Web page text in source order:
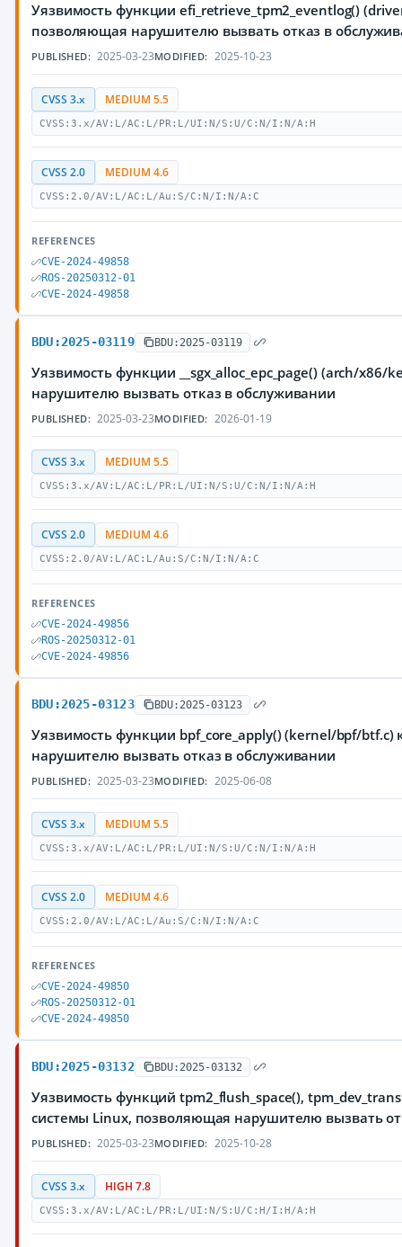
Уязвимость функции efi_retrieve_tpm2_eventlog()
позволяющая нарушителю вызвать отказ в
PUBLISHED: 2025-03-23MODIFIED: 2025-10-23
CVSS 3.x MEDIUM 5.5
CVSS:3.x/AV:L/AC:L/PR:L/UI:N/S:U/C:N/I:N/A:H
CVSS 2.0 MEDIUM 4.6
CVSS:2.0/AV:L/AC:L/Au:S/C:N/I:N/A:C
REFERENCES
CVE-2024-49858
ROS-20250312-01
CVE-2024-49858
BDU:2025-03119 BDU:2025-03119
Уязвимость функции __sgx_alloc_epc_page() (arch/
нарушителю вызвать отказ в обслуживании
PUBLISHED: 2025-03-23MODIFIED: 2026-01-19
CVSS 3.x MEDIUM 5.5
CVSS:3.x/AV:L/AC:L/PR:L/UI:N/S:U/C:N/I:N/A:H
CVSS 2.0 MEDIUM 4.6
CVSS:2.0/AV:L/AC:L/Au:S/C:N/I:N/A:C
REFERENCES
CVE-2024-49856
ROS-20250312-01
CVE-2024-49856
BDU:2025-03123 BDU:2025-03123
Уязвимость функции bpf_core_apply() (kernel/bpf/
нарушителю вызвать отказ в обслуживании
PUBLISHED: 2025-03-23MODIFIED: 2025-06-08
CVSS 3.x MEDIUM 5.5
CVSS:3.x/AV:L/AC:L/PR:L/UI:N/S:U/C:N/I:N/A:H
CVSS 2.0 MEDIUM 4.6
CVSS:2.0/AV:L/AC:L/Au:S/C:N/I:N/A:C
REFERENCES
CVE-2024-49850
ROS-20250312-01
CVE-2024-49850
BDU:2025-03132 BDU:2025-03132
Уязвимость функций tpm2_flush_space(),
системы Linux, позволяющая нарушителю вызвать
PUBLISHED: 2025-03-23MODIFIED: 2025-10-28
CVSS 3.x HIGH 7.8
CVSS:3.x/AV:L/AC:L/PR:L/UI:N/S:U/C:H/I:H/A:H